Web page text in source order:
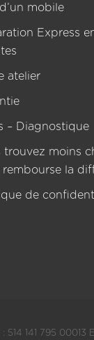
mobile
Express
atelier
– Diagnostique
trouvez moins
rembourse la
de
141 795 00013